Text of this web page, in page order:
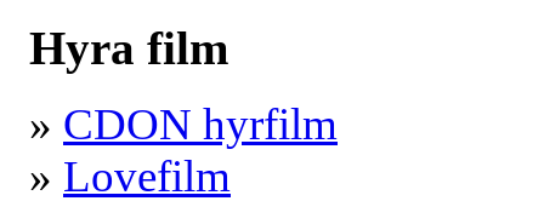
Hyra film
» CDON hyrfilm
» Lovefilm